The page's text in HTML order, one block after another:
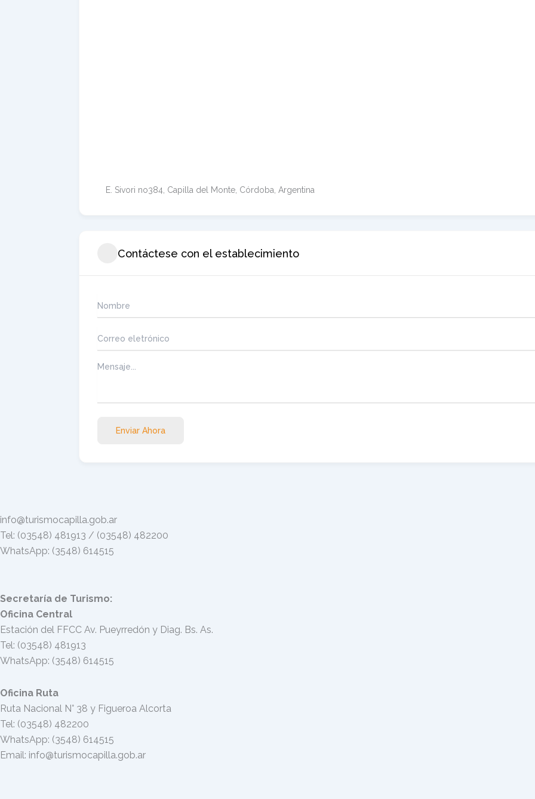
E. Sivori no384, Capilla del Monte, Córdoba, Argentina
Contáctese con el establecimiento
Enviar Ahora
info@turismocapilla.gob.ar
Tel: (03548) 481913 / (03548) 482200
WhatsApp: (3548) 614515
Secretaría de Turismo:
Oficina Central
Estación del FFCC Av. Pueyrredón y Diag. Bs. As.
Tel: (03548) 481913
WhatsApp: (3548) 614515
Oficina Ruta
Ruta Nacional N° 38 y Figueroa Alcorta
Tel: (03548) 482200
WhatsApp: (3548) 614515
Email: info@turismocapilla.gob.ar